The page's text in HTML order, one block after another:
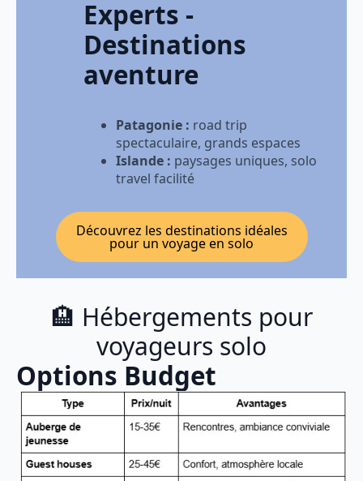
Experts -
Destinations
aventure
Patagonie : road trip
spectaculaire, grands espaces
Islande : paysages uniques, solo
travel facilité
Découvrez les destinations idéales
pour un voyage en solo
🏨 Hébergements pour
voyageurs solo
Options Budget